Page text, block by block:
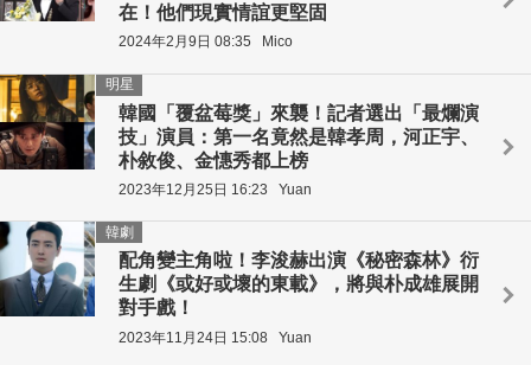
在！他們現實情誼更堅固
2024年2月9日 08:35 Mico
韓國「覆盆莓獎」來襲！記者選出「最爛演
技」演員：第一名竟然是韓孝周，河正宇、
朴敘俊、金憓秀都上榜
明星
2023年12月25日 16:23 Yuan
配角變主角啦！李浚赫出演《秘密森林》衍
生劇《或好或壞的東載》，將與朴成雄展開
對手戲！
韓劇
2023年11月24日 15:08 Yuan